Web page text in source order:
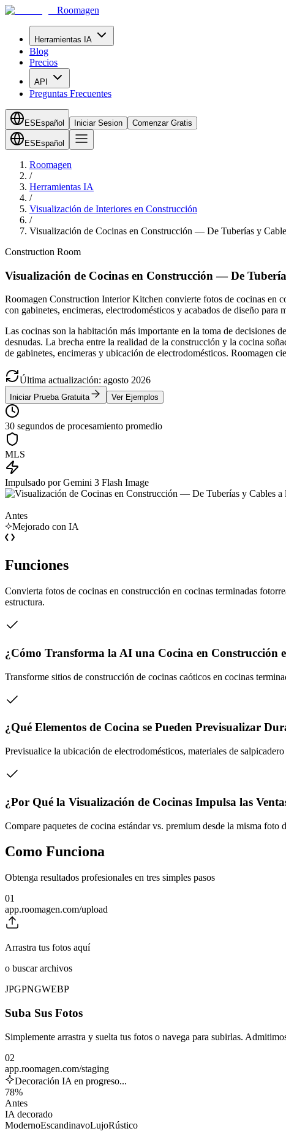
Roomagen
Herramientas IA
Blog
Precios
API
Preguntas Frecuentes
ES Español Iniciar Sesion Comenzar Gratis
ES Español
Roomagen
/
Herramientas IA
/
Visualización de Interiores en Construcción
/
Visualización de Cocinas en Construcción — De Tuberías y
Construction Room
Visualización de Cocinas en Construcción — De
Roomagen Construction Interior Kitchen convierte fotos de cocinas en
con gabinetes, encimeras, electrodomésticos y acabados de diseño para
Las cocinas son la habitación más importante en la toma de decisiones
desnudas. La brecha entre la realidad de la construcción y la cocina
de gabinetes, encimeras y ubicación de electrodomésticos. Roomagen
Última actualización: agosto 2026
Iniciar Prueba Gratuita Ver Ejemplos
30 segundos de procesamiento promedio
MLS
Impulsado por Gemini 3 Flash Image
Antes
Mejorado con IA
Funciones
Convierta fotos de cocinas en construcción en cocinas terminadas
estructura.
¿Cómo Transforma la AI una Cocina en Construcción
Transforme sitios de construcción de cocinas caóticos en cocinas
¿Qué Elementos de Cocina se Pueden Previsualizar
Previsualice la ubicación de electrodomésticos, materiales de
¿Por Qué la Visualización de Cocinas Impulsa las
Compare paquetes de cocina estándar vs. premium desde la misma foto
Como Funciona
Obtenga resultados profesionales en tres simples pasos
01
app.roomagen.com/upload
Arrastra tus fotos aquí
o buscar archivos
JPGPNGWEBP
Suba Sus Fotos
Simplemente arrastra y suelta tus fotos o navega para subirlas.
02
app.roomagen.com/staging
Decoración IA en progreso...
78%
Antes
IA decorado
ModernoEscandinavoLujoRústico